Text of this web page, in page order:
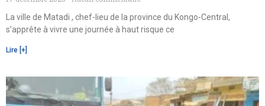
La ville de Matadi , chef-lieu de la province du Kongo-Central,
s’apprête à vivre une journée à haut risque ce
Lire [+]